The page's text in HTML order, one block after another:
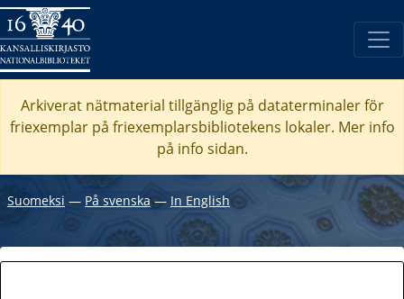
Arkiverat nätmaterial tillgänglig på dataterminaler för
friexemplar på friexemplarsbibliotekens lokaler. Mer info
på info sidan.
Suomeksi ― På svenska― In English